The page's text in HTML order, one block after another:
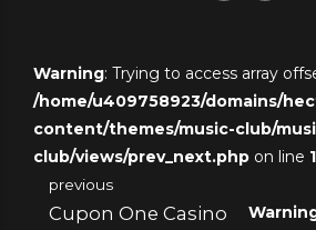
Warning: Trying to access array
/home/u409758923/domains/
content/themes/music-club/
club/views/prev_next.php on line
previous
Cupon One Casino